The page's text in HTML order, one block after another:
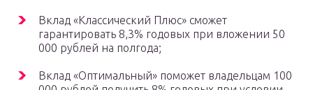
Вклад «Классический Плюс» сможет
гарантировать 8,3% годовых при вложении 50
000 рублей на полгода;
Вклад «Оптимальный» поможет владельцам 100